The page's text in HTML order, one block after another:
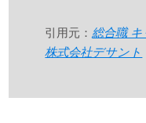
引用元： 総合職 キ
株式会社デサント